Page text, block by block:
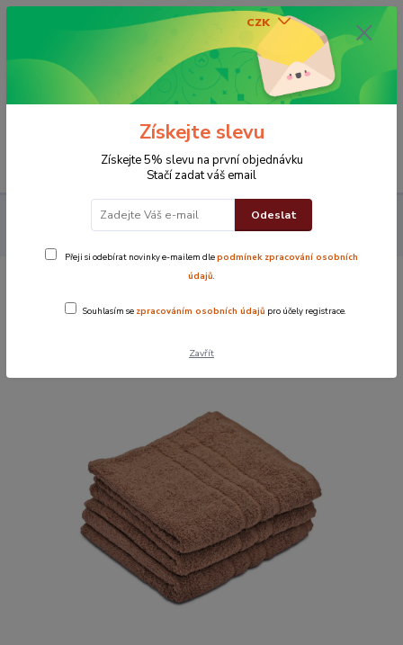
CZK
0 Kč
Ručníky Ručník Standard
Ručník Standard
Ručník Standard béžový
Získejte slevu
Získejte 5% slevu na první objednávku
Stačí zadat váš email
Odeslat
Přeji si odebírat novinky e-mailem dlepodmínek zpracování osobních
údajů.
Souhlasím se zpracováním osobních údajů pro účely registrace.
Zavřít